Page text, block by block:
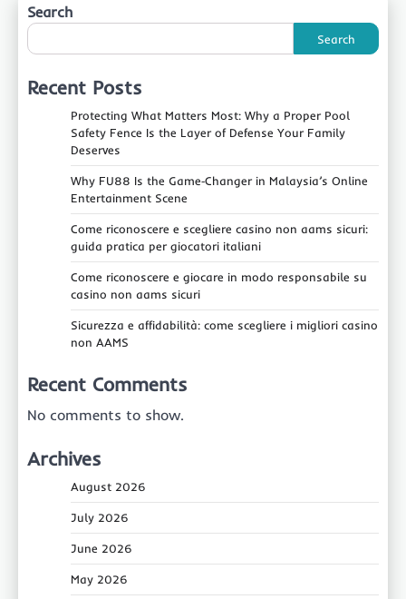
Search
Search
Recent Posts
Protecting What Matters Most: Why a Proper Pool
Safety Fence Is the Layer of Defense Your Family
Deserves
Why FU88 Is the Game‑Changer in Malaysia’s Online
Entertainment Scene
Come riconoscere e scegliere casino non aams sicuri:
guida pratica per giocatori italiani
Come riconoscere e giocare in modo responsabile su
casino non aams sicuri
Sicurezza e affidabilità: come scegliere i migliori casino
non AAMS
Recent Comments
No comments to show.
Archives
August 2026
July 2026
June 2026
May 2026